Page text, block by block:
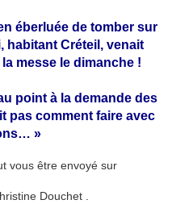
éberluée de tomber sur
habitant Créteil, venait
messe le dimanche !
point à la demande des
pas comment faire avec
»
vous être envoyé sur
Douchet .